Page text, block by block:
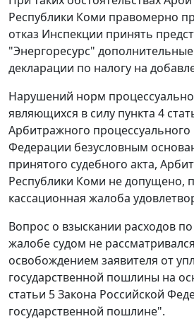
Республики Коми правомерно
отказ Инспекции принять
"Энергоресурс"
декларации по налогу на
Нарушений норм
являющихся в силу пункта 4
Арбитражного процессуального
Федерации безусловным
принятого судебного акта,
Республики Коми не допущено,
кассационная жалоба
Вопрос о взыскании расходов
жалобе судом не
освобождением заявителя от
государственной пошлины на
статьи 5Закона Российской
государственной пошлине".